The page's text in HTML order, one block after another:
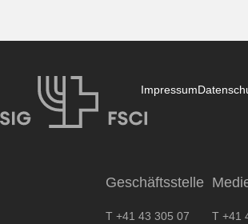
Impressum
Geschäftsstelle
T +41 43 305 07
T +41